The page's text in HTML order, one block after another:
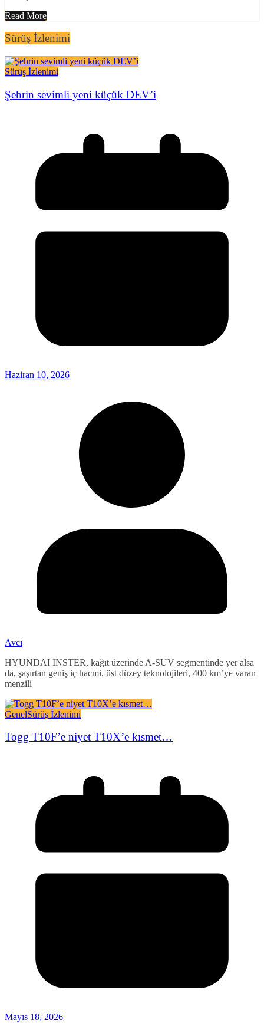
Read More
Sürüş İzlenimi
Sürüş İzlenimi
Şehrin sevimli yeni küçük DEV’i
Haziran 10, 2026
Avcı
HYUNDAI INSTER, kağıt üzerinde A-SUV segmentinde yer alsa
da, şaşırtan geniş iç hacmi, üst düzey teknolojileri, 400 km’ye varan
menzili
GenelSürüş İzlenimi
Togg T10F’e niyet T10X’e kısmet…
Mayıs 18, 2026